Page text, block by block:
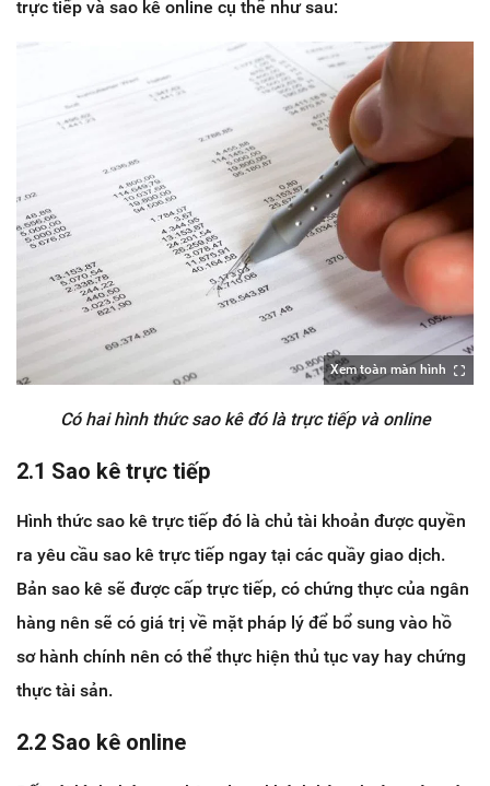
trực tiếp và sao kê online cụ thể như sau:
Xem toàn màn hình
Có hai hình thức sao kê đó là trực tiếp và online
2.1 Sao kê trực tiếp
Hình thức sao kê trực tiếp đó là chủ tài khoản được quyền
ra yêu cầu sao kê trực tiếp ngay tại các quầy giao dịch.
Bản sao kê sẽ được cấp trực tiếp, có chứng thực của ngân
hàng nên sẽ có giá trị về mặt pháp lý để bổ sung vào hồ
sơ hành chính nên có thể thực hiện thủ tục vay hay chứng
thực tài sản.
2.2 Sao kê online